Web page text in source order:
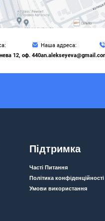
12, оф. 440
Наша адреса:
Підтримка
Часті Питання
Політика конфіденційності
Умови використання